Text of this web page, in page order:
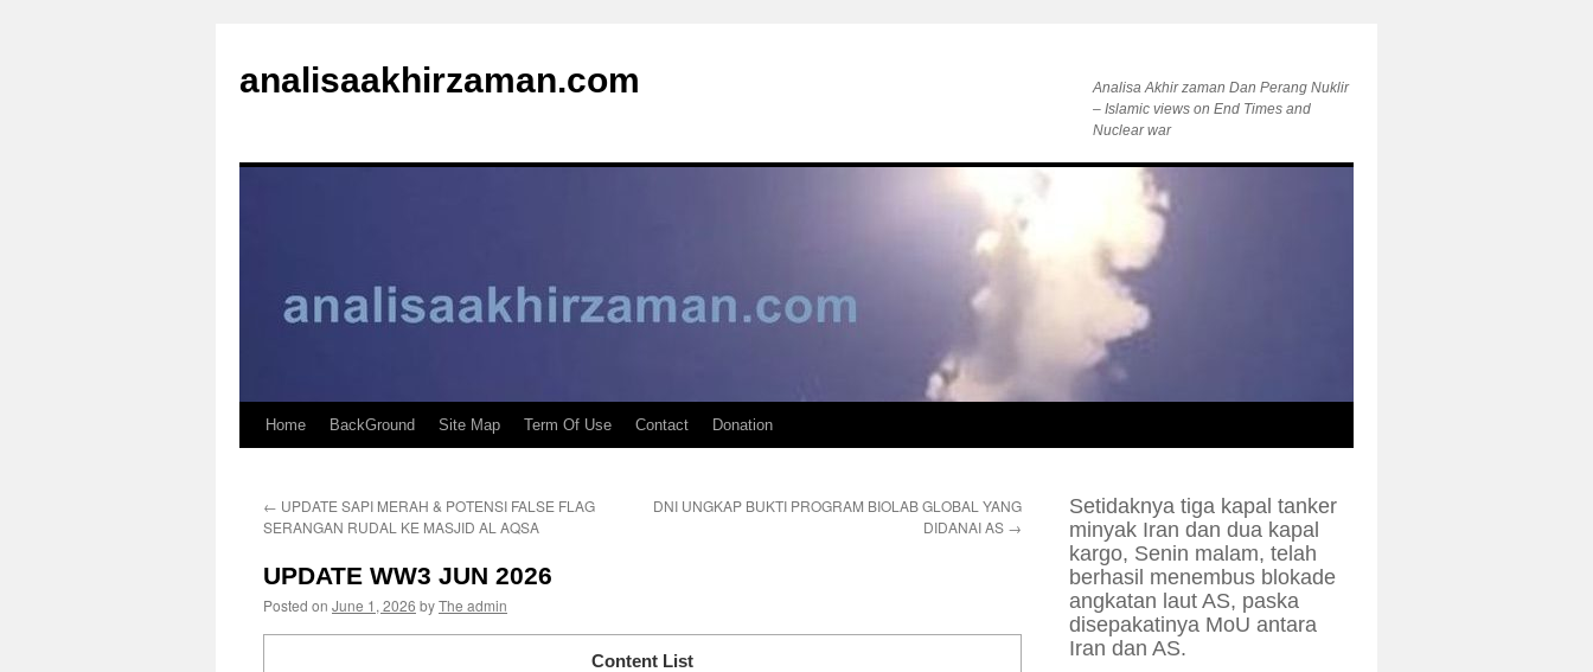
analisaakhirzaman.com
Analisa Akhir zaman Dan Perang Nuklir
– Islamic views on End Times and
Nuclear war
Home BackGround Site Map Term Of Use Contact Donation
← UPDATE SAPI MERAH & POTENSI FALSE FLAG
SERANGAN RUDAL KE MASJID AL AQSA
DNI UNGKAP BUKTI PROGRAM BIOLAB GLOBAL YANG
DIDANAI AS →
UPDATE WW3 JUN 2026
Posted on June 1, 2026 byThe admin
Content List
Setidaknya tiga kapal tanker
minyak Iran dan dua kapal
kargo, Senin malam, telah
berhasil menembus blokade
angkatan laut AS, paska
disepakatinya MoU antara
Iran dan AS.